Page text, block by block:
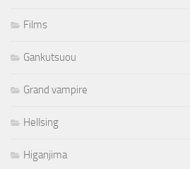
Films
Gankutsuou
Grand vampire
Hellsing
Higanjima